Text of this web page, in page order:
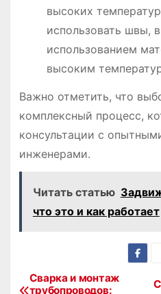
высоких
использовать швы,
использованием
высоким
Важно отметить, что
комплексный процесс,
консультации с
инженерами.
Читать статью
что это и как работает
НСварка и монтаж
трубопроводов: